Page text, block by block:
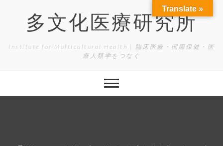
content多文化医療研究所
Institute for Multicultural Health | 臨床医療・国際保健・医
療人類学をつなぐ
Translate »